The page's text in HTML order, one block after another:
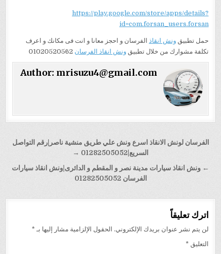
https://play.google.com/store/apps/details?
id=com.forsan_users.forsan
حمل تطبيقونش انقاذ الفرسان و احجز معانا و انت فى مكانك و اعرف
تكلفة مشوارك من خلال تطبيقونش انقاذ الفرسان
Author: mrisuzu4@gmail.com
تصفّح
الفرسان لونش الانقاذ اسرع ونش علي طريق منشية ناصر|رقم التواصل
السريع|01282505052 →
← ونش انقاذ سيارات مدينة نصر و المقطم و الدائرى|ونش انقاذ سيارات
الفرسان 01282505052
اترك تعليقاً
لن يتم نشر عنوان بريدك الإلكتروني. الحقول الإلزامية مشار إليها بـ *
التعليق *